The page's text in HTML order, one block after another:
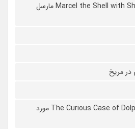
دانلود فیلم Marcel the Shell with Shoes On 2021 مارسل
در مریخ
دانلود فیلم The Curious Case of Dolphin Bay 2022 مورد